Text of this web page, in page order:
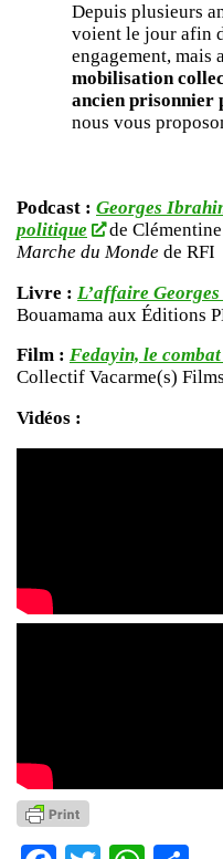
Depuis plusieurs
voient le jour afin
engagement, mais
mobilisation
ancien prisonnier
nous vous
Podcast : Georges
politique
de
Marche du Monde de RFI
Livre : L’affaire
Bouamama aux Éditions
Film : Fedayin, le
Collectif Vacarme(s) Films
Vidéos :